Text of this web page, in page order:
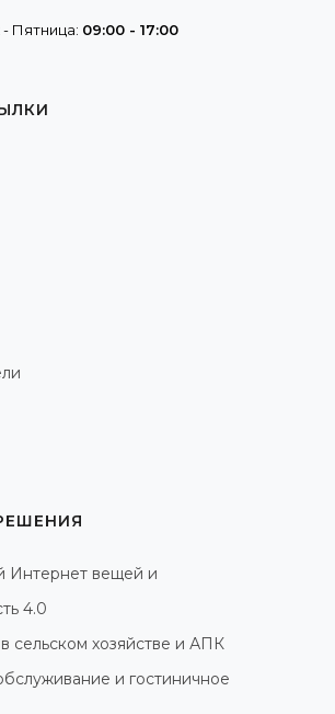
Пятница: 09:00 - 17:00
вещей и
4.0
сельском хозяйстве и АПК
и гостиничное